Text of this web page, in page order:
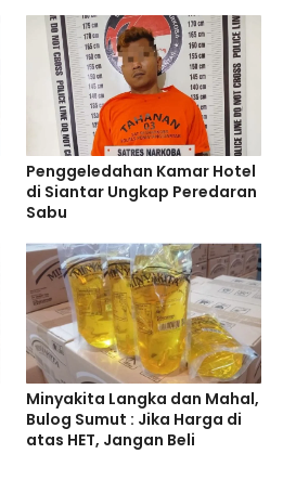
Penggeledahan Kamar Hotel
di Siantar Ungkap Peredaran
Sabu
Minyakita Langka dan Mahal,
Bulog Sumut : Jika Harga di
atas HET, Jangan Beli